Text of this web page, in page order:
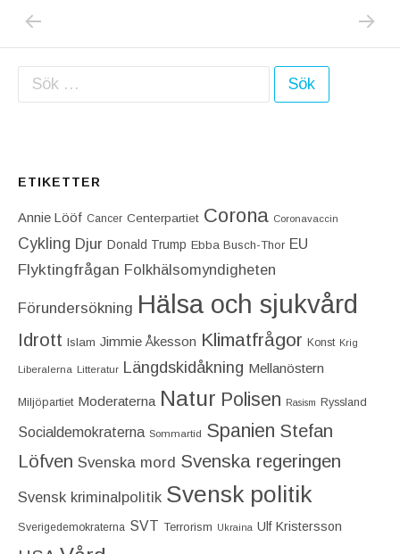
Inläggsnavigering
Sök efter:
ETIKETTER
Annie Lööf Cancer Centerpartiet‎ Corona Coronavaccin
Cykling Djur Donald Trump Ebba Busch-Thor EU
Flyktingfrågan Folkhälsomyndigheten
Förundersökning Hälsa och sjukvård
Idrott Islam Jimmie Åkesson Klimatfrågor Konst Krig
Liberalerna Litteratur Längdskidåkning Mellanöstern
Miljöpartiet Moderaterna Natur Polisen Rasism Ryssland
Socialdemokraterna Sommartid Spanien Stefan
Löfven Svenska mord Svenska regeringen
Svensk kriminalpolitik Svensk politik
Sverigedemokraterna SVT Terrorism Ukraina Ulf Kristersson